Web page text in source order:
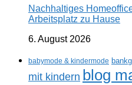
Nachhaltiges
Arbeitsplatz zu Hause
6. August 2026
babymode & kindermode
mit kindern blog